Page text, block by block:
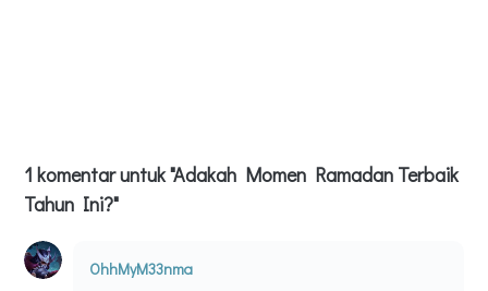
1 komentar untuk "Adakah Momen Ramadan Terbaik
Tahun Ini?"
OhhMyM33nma